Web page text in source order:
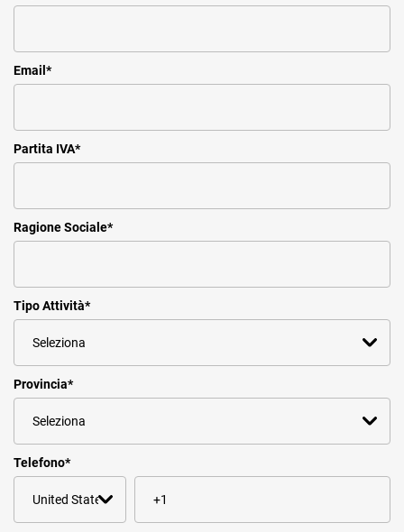
Email *
Partita IVA*
Ragione Sociale*
Tipo Attività*
Provincia*
Telefono*